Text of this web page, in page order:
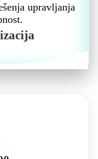
upravljanja